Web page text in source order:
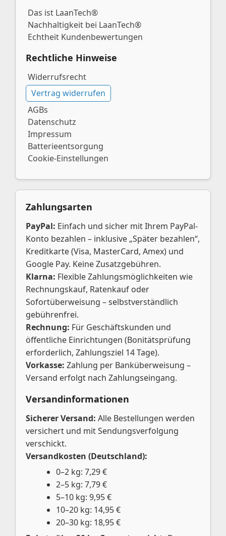
Das ist LaanTech®
Nachhaltigkeit bei LaanTech®
Echtheit Kundenbewertungen
Rechtliche Hinweise
Widerrufsrecht
Vertrag widerrufen
AGBs
Datenschutz
Impressum
Batterieentsorgung
Cookie-Einstellungen
Zahlungsarten
PayPal: Einfach und sicher mit Ihrem PayPal-
Konto bezahlen – inklusive „Später bezahlen“,
Kreditkarte (Visa, MasterCard, Amex) und
Google Pay. Keine Zusatzgebühren.
Klarna: Flexible Zahlungsmöglichkeiten wie
Rechnungskauf, Ratenkauf oder
Sofortüberweisung – selbstverständlich
gebührenfrei.
Rechnung: Für Geschäftskunden und
öffentliche Einrichtungen (Bonitätsprüfung
erforderlich, Zahlungsziel 14 Tage).
Vorkasse: Zahlung per Banküberweisung –
Versand erfolgt nach Zahlungseingang.
Versandinformationen
Sicherer Versand: Alle Bestellungen werden
versichert und mit Sendungsverfolgung
verschickt.
Versandkosten (Deutschland):
0–2 kg: 7,29 €
2–5 kg: 7,79 €
5–10 kg: 9,95 €
10–20 kg: 14,95 €
20–30 kg: 18,95 €